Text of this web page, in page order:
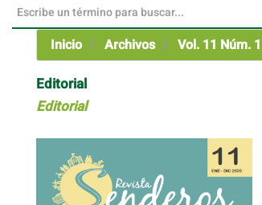
Inicio
Archivos Vol. 11 Núm.
Editorial
Editorial
Barra
lateral
del
artículo